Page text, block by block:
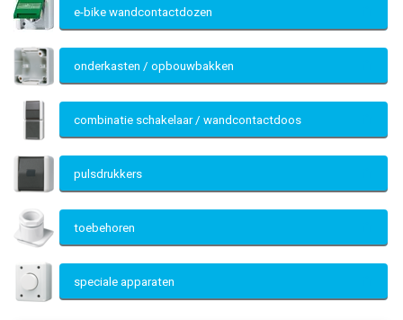
e-bike wandcontactdozen
onderkasten / opbouwbakken
combinatie schakelaar / wandcontactdoos
pulsdrukkers
toebehoren
speciale apparaten